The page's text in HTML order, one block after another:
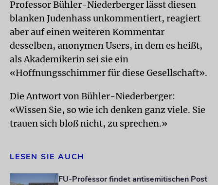
Professor Bühler-Niederberger lässt diesen
blanken Judenhass unkommentiert, reagiert
aber auf einen weiteren Kommentar
desselben, anonymen Users, in dem es heißt,
als Akademikerin sei sie ein
«Hoffnungsschimmer für diese Gesellschaft».
Die Antwort von Bühler-Niederberger:
«Wissen Sie, so wie ich denken ganz viele. Sie
trauen sich bloß nicht, zu sprechen.»
LESEN SIE AUCH
FU-Professor findet antisemitischen Post